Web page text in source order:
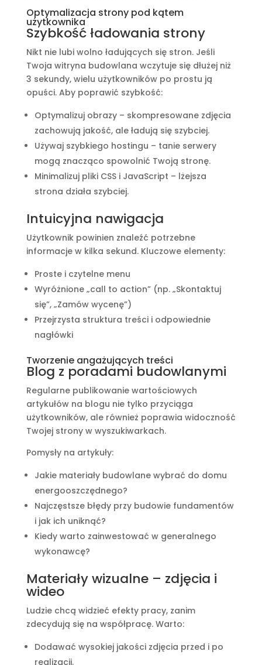
Optymalizacja strony pod kątem
użytkownika
Szybkość ładowania strony
Nikt nie lubi wolno ładujących się stron. Jeśli
Twoja witryna budowlana wczytuje się dłużej niż
3 sekundy, wielu użytkowników po prostu ją
opuści. Aby poprawić szybkość:
Optymalizuj obrazy – skompresowane zdjęcia
zachowują jakość, ale ładują się szybciej.
Używaj szybkiego hostingu – tanie serwery
mogą znacząco spowolnić Twoją stronę.
Minimalizuj pliki CSS i JavaScript – lżejsza
strona działa szybciej.
Intuicyjna nawigacja
Użytkownik powinien znaleźć potrzebne
informacje w kilka sekund. Kluczowe elementy:
Proste i czytelne menu
Wyróżnione „call to action” (np. „Skontaktuj
się”, „Zamów wycenę”)
Przejrzysta struktura treści i odpowiednie
nagłówki
Tworzenie angażujących treści
Blog z poradami budowlanymi
Regularne publikowanie wartościowych
artykułów na blogu nie tylko przyciąga
użytkowników, ale również poprawia widoczność
Twojej strony w wyszukiwarkach.
Pomysły na artykuły:
Jakie materiały budowlane wybrać do domu
energooszczędnego?
Najczęstsze błędy przy budowie fundamentów
i jak ich uniknąć?
Kiedy warto zainwestować w generalnego
wykonawcę?
Materiały wizualne – zdjęcia i
wideo
Ludzie chcą widzieć efekty pracy, zanim
zdecydują się na współpracę. Warto:
Dodawać wysokiej jakości zdjęcia przed i po
realizacji.